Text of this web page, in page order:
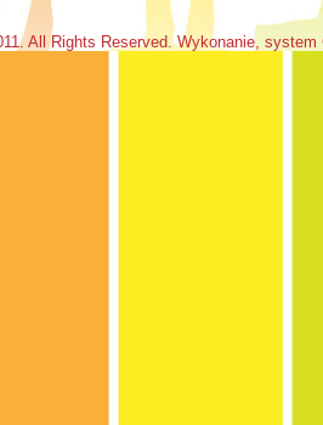
All Rights Reserved. Wykonanie,